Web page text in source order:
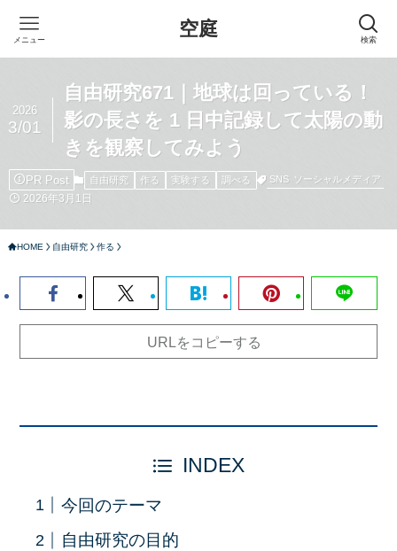
空庭 検索
メニュー
自由研究671｜地球は回っている！
影の長さを 1 日中記録して太陽の動
きを観察してみよう
2026
3/01
PR Post 自由研究 作る 実験する 調べる SNS ソーシャルメディア
2026年3月1日
HOME 自由研究 作る
URLをコピーする
INDEX
今回のテーマ
自由研究の目的